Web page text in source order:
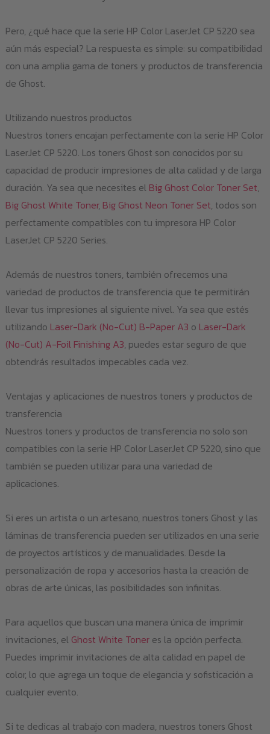
Pero, ¿qué hace que la serie HP Color LaserJet CP 5220 sea
aún más especial? La respuesta es simple: su compatibilidad
con una amplia gama de toners y productos de transferencia
de Ghost.
Utilizando nuestros productos
Nuestros toners encajan perfectamente con la serie HP Color
LaserJet CP 5220. Los toners Ghost son conocidos por su
capacidad de producir impresiones de alta calidad y de larga
duración. Ya sea que necesites el Big Ghost Color Toner Set,
Big Ghost White Toner, Big Ghost Neon Toner Set, todos son
perfectamente compatibles con tu impresora HP Color
LaserJet CP 5220 Series.
Además de nuestros toners, también ofrecemos una
variedad de productos de transferencia que te permitirán
llevar tus impresiones al siguiente nivel. Ya sea que estés
utilizando Laser-Dark (No-Cut) B-Paper A3 o Laser-Dark
(No-Cut) A-Foil Finishing A3, puedes estar seguro de que
obtendrás resultados impecables cada vez.
Ventajas y aplicaciones de nuestros toners y productos de
transferencia
Nuestros toners y productos de transferencia no solo son
compatibles con la serie HP Color LaserJet CP 5220, sino que
también se pueden utilizar para una variedad de
aplicaciones.
Si eres un artista o un artesano, nuestros toners Ghost y las
láminas de transferencia pueden ser utilizados en una serie
de proyectos artísticos y de manualidades. Desde la
personalización de ropa y accesorios hasta la creación de
obras de arte únicas, las posibilidades son infinitas.
Para aquellos que buscan una manera única de imprimir
invitaciones, el Ghost White Toneres la opción perfecta.
Puedes imprimir invitaciones de alta calidad en papel de
color, lo que agrega un toque de elegancia y sofisticación a
cualquier evento.
Si te dedicas al trabajo con madera, nuestros toners Ghost